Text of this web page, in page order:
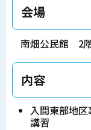
会場
南畑公民館 2
内容
入間東部地
講習